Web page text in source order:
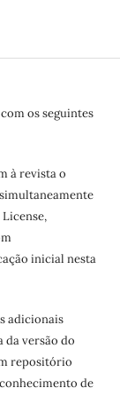
os seguintes
à revista o
inicial nesta
adicionais
versão do
repositório
de